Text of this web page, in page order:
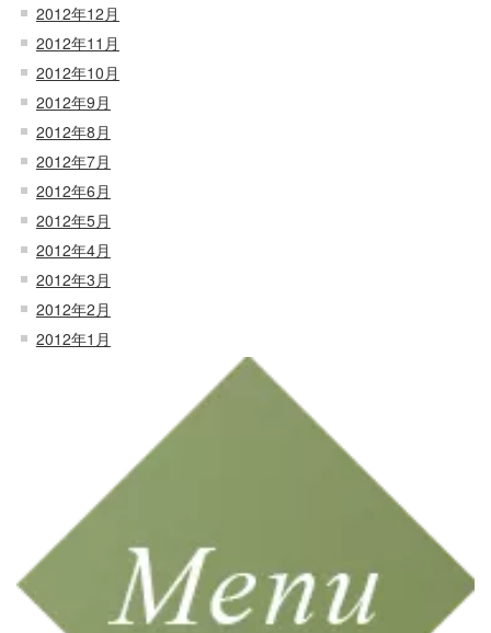
2012年12月
2012年11月
2012年10月
2012年9月
2012年8月
2012年7月
2012年6月
2012年5月
2012年4月
2012年3月
2012年2月
2012年1月